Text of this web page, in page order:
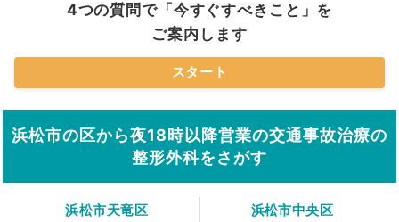
4つの質問で「今すぐすべきこと」を
ご案内します
スタート
浜松市の区から夜18時以降営業の交通事故治療の
整形外科をさがす
浜松市天竜区
浜松市中央区